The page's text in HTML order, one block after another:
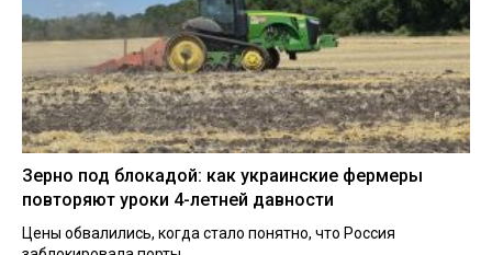
Зерно под блокадой: как украинские фермеры
повторяют уроки 4-летней давности
Цены обвалились, когда стало понятно, что Россия